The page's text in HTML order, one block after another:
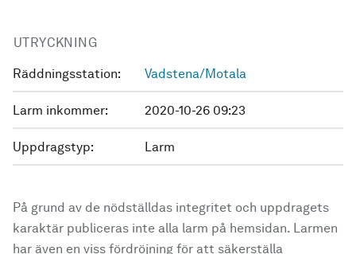
UTRYCKNING
Räddningsstation: Vadstena/Motala
Larm inkommer: 2020-10-26 09:23
Uppdragstyp: Larm
På grund av de nödställdas integritet och uppdragets
karaktär publiceras inte alla larm på hemsidan. Larmen
har även en viss fördröjning för att säkerställa